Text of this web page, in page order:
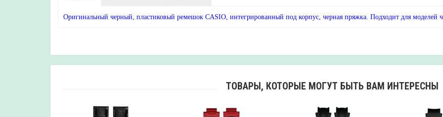
Оригинальный черный, пластиковый ремешок CASIO, интегрированный под корпус, черная пряжка. Подходит для моделей
ТОВАРЫ, КОТОРЫЕ МОГУТ БЫТЬ ВАМ ИНТЕРЕСНЫ